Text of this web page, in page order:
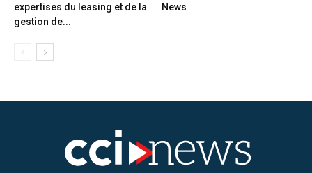
expertises du leasing et de la
gestion de...
News